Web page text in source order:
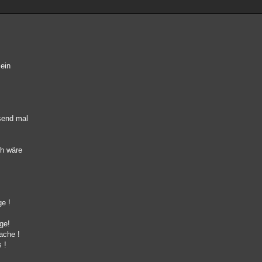
mal
wäre
!
!
!